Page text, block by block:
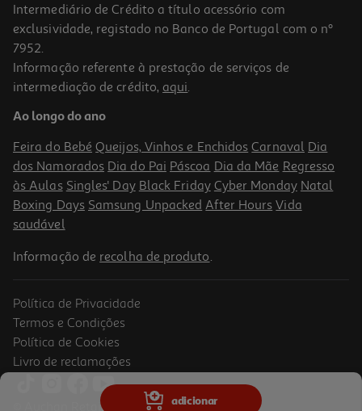
adicionar
Intermediário de Crédito a título acessório com
exclusividade, registado no Banco de Portugal com o nº
7952.
Informação referente à prestação de serviços de
intermediação de crédito, aqui.
Ao longo do ano
Feira do Bebé Queijos, Vinhos e Enchidos Carnaval Dia
dos Namorados Dia do Pai Páscoa Dia da Mãe Regresso
às Aulas Singles' Day Black Friday Cyber Monday Natal
Boxing Days Samsung Unpacked After Hours Vida
saudável
Informação de recolha de produto.
Política de Privacidade
Termos e Condições
Política de Cookies
Livro de reclamações
© Auchan Retail Portugal